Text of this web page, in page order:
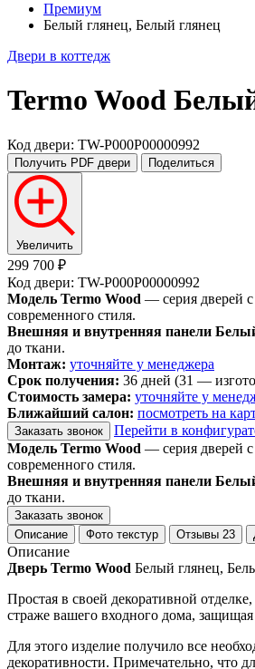
Премиум
Белый глянец, Белый глянец
Двери в коттедж
Termo Wood
Код двери: TW-P000P00000992
Получить PDF двери Поделиться
Увеличить
299 700 ₽
Код двери: TW-P000P00000992
Модель Termo Wood — серия дверей
современного стиля.
Внешняя и внутренняя панели
до ткани.
Монтаж: уточняйте у менеджера
Срок получения: 36 дней (31 —
Стоимость замера: уточняйте у
Ближайший салон: посмотреть на
Заказать звонок
Перейти в
Модель Termo Wood — серия дверей
современного стиля.
Внешняя и внутренняя панели
до ткани.
Заказать звонок
Описание
Фото текстур Отзывы 23
Описание
Дверь Termo Wood Белый глянец,
Простая в своей декоративной
страже вашего входного дома,
Для этого изделие получило все
декоративности. Примечательно, что